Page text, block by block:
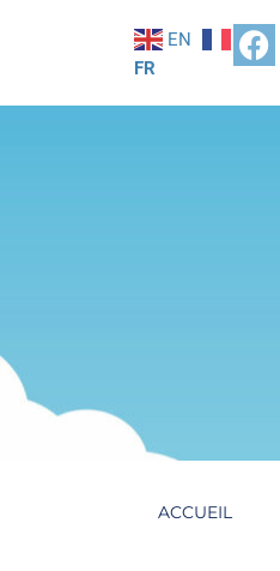
EN
FR
ACCUEIL